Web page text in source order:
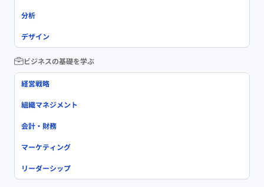
分析
デザイン
ビジネスの基礎を学ぶ
経営戦略
組織マネジメント
会計・財務
マーケティング
リーダーシップ